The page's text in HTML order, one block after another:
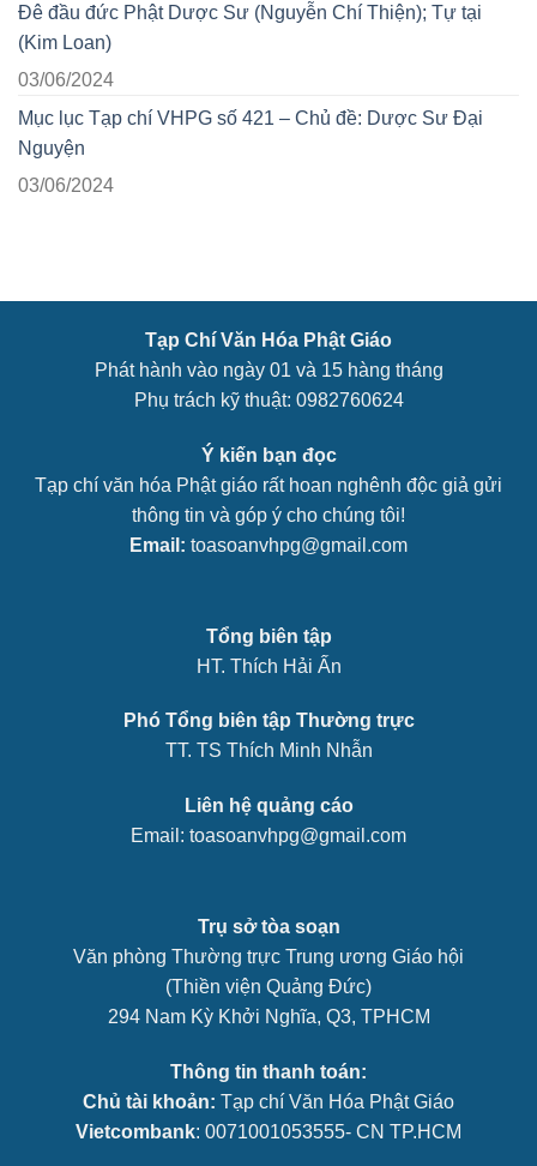
Đê đầu đức Phật Dược Sư (Nguyễn Chí Thiện); Tự tại
(Kim Loan)
03/06/2024
Mục lục Tạp chí VHPG số 421 – Chủ đề: Dược Sư Đại
Nguyện
03/06/2024
Tạp Chí Văn Hóa Phật Giáo
Phát hành vào ngày 01 và 15 hàng tháng
Phụ trách kỹ thuật: 0982760624
Ý kiến bạn đọc
Tạp chí văn hóa Phật giáo rất hoan nghênh độc giả gửi
thông tin và góp ý cho chúng tôi!
Email: toasoanvhpg@gmail.com
Tổng biên tập
HT. Thích Hải Ấn
Phó Tổng biên tập Thường trực
TT. TS Thích Minh Nhẫn
Liên hệ quảng cáo
Email: toasoanvhpg@gmail.com
Trụ sở tòa soạn
Văn phòng Thường trực Trung ương Giáo hội
(Thiền viện Quảng Đức)
294 Nam Kỳ Khởi Nghĩa, Q3, TPHCM
Thông tin thanh toán:
Chủ tài khoản: Tạp chí Văn Hóa Phật Giáo
Vietcombank: 0071001053555- CN TP.HCM